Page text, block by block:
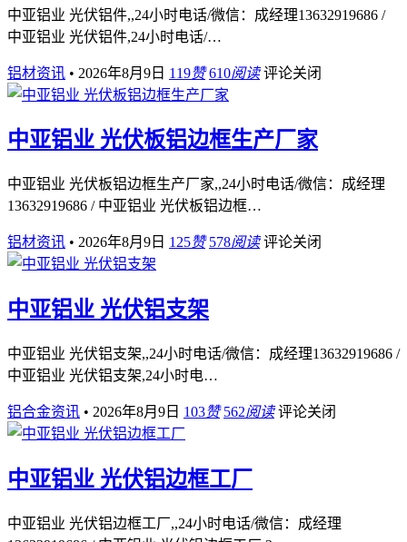
中亚铝业 光伏铝件,,24小时电话/微信：成经理13632919686 /
中亚铝业 光伏铝件,24小时电话/…
铝材资讯 • 2026年8月9日 119赞 610阅读 评论关闭
中亚铝业 光伏板铝边框生产厂家
中亚铝业 光伏板铝边框生产厂家,,24小时电话/微信：成经理
13632919686 / 中亚铝业 光伏板铝边框…
铝材资讯 • 2026年8月9日 125赞 578阅读 评论关闭
中亚铝业 光伏铝支架
中亚铝业 光伏铝支架,,24小时电话/微信：成经理13632919686 /
中亚铝业 光伏铝支架,24小时电…
铝合金资讯 • 2026年8月9日 103赞 562阅读 评论关闭
中亚铝业 光伏铝边框工厂
中亚铝业 光伏铝边框工厂,,24小时电话/微信：成经理